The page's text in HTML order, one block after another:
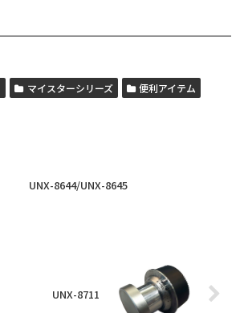
マイスターシリーズ 便利アイテム
UNX-8644/UNX-8645
UNX-8711